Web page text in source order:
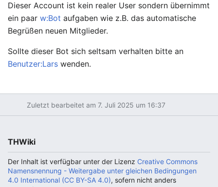
Dieser Account ist kein realer User sondern übernimmt
ein paar w:Bot aufgaben wie z.B. das automatische
Begrüßen neuen Mitglieder.
Sollte dieser Bot sich seltsam verhalten bitte an
Benutzer:Lars wenden.
Zuletzt bearbeitet am 7. Juli 2025 um 16:37
THWiki
Der Inhalt ist verfügbar unter der Lizenz Creative Commons
Namensnennung - Weitergabe unter gleichen Bedingungen
4.0 International (CC BY-SA 4.0), sofern nicht anders